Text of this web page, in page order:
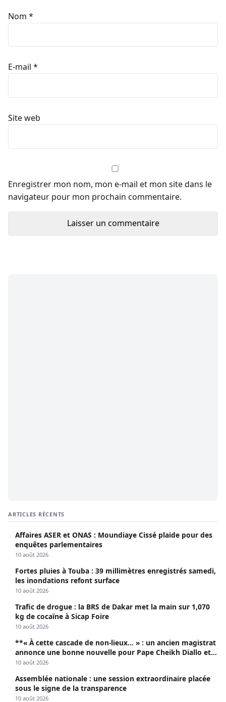
Nom *
E-mail *
Site web
Enregistrer mon nom, mon e-mail et mon site dans le
navigateur pour mon prochain commentaire.
ARTICLES RÉCENTS
Affaires ASER et ONAS : Moundiaye Cissé plaide pour des
enquêtes parlementaires
10 août 2026
Fortes pluies à Touba : 39 millimètres enregistrés samedi,
les inondations refont surface
10 août 2026
Trafic de drogue : la BRS de Dakar met la main sur 1,070
kg de cocaïne à Sicap Foire
10 août 2026
**« À cette cascade de non-lieux… » : un ancien magistrat
annonce une bonne nouvelle pour Pape Cheikh Diallo et
Cie**
10 août 2026
Assemblée nationale : une session extraordinaire placée
sous le signe de la transparence
10 août 2026